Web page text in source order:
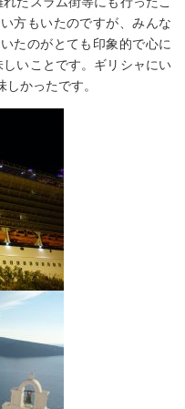
方もいたのですが、みんな
たのがとても印象的で心に
いことです。ギリシャにい
かったです。